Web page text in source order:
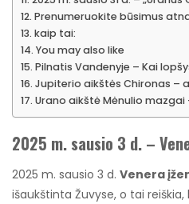
Prenumeruokite būsimus
kaip tai:
You may also like
Pilnatis Vandenyje – Kai
Jupiterio aikštės Chironas –
Urano aikštė Mėnulio mazgai
2025 m. sausio 3 d. –
2025 m. sausio 3 d. Venera
išaukštinta Žuvyse, o tai